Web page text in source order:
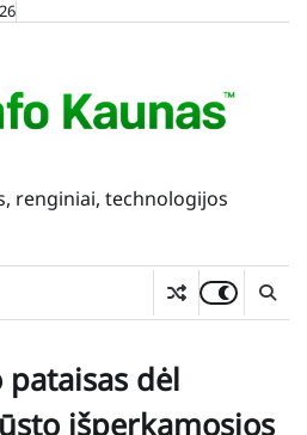
renginiai, technologijos
pataisas dėl
išperkamosios